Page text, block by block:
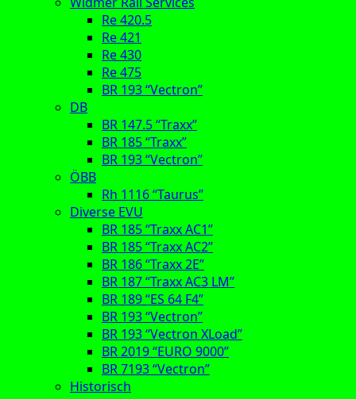
Re 420.5
Re 421
Re 430
Re 475
BR 193 “Vectron”
DB
BR 147.5 “Traxx”
BR 185 “Traxx”
BR 193 “Vectron”
ÖBB
Rh 1116 “Taurus”
Diverse EVU
BR 185 “Traxx AC1”
BR 185 “Traxx AC2”
BR 186 “Traxx 2E”
BR 187 “Traxx AC3 LM”
BR 189 “ES 64 F4”
BR 193 “Vectron”
BR 193 “Vectron XLoad”
BR 2019 “EURO 9000”
BR 7193 “Vectron”
Historisch